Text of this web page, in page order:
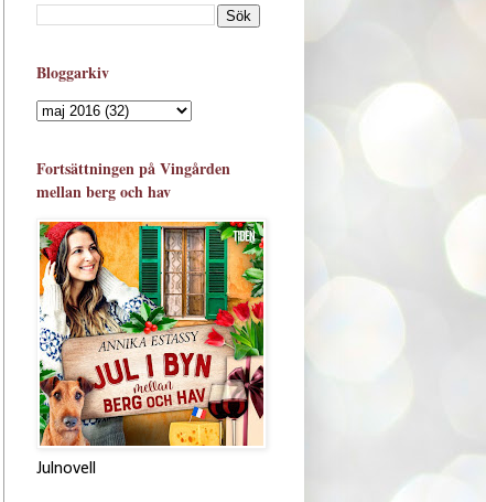
Bloggarkiv
Fortsättningen på Vingården
mellan berg och hav
Julnovell